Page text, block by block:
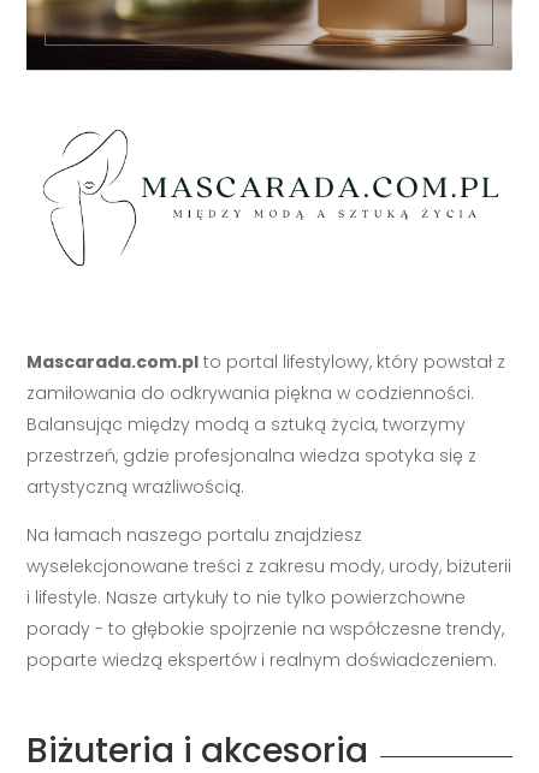
zamiłowania do odkrywania piękna w codzienności.
Balansując między modą a sztuką życia, tworzymy
przestrzeń, gdzie profesjonalna wiedza spotyka się z
artystyczną wrażliwością.
Na łamach naszego portalu znajdziesz
wyselekcjonowane treści z zakresu mody, urody, biżuterii
i lifestyle. Nasze artykuły to nie tylko powierzchowne
porady - to głębokie spojrzenie na współczesne trendy,
poparte wiedzą ekspertów i realnym doświadczeniem.